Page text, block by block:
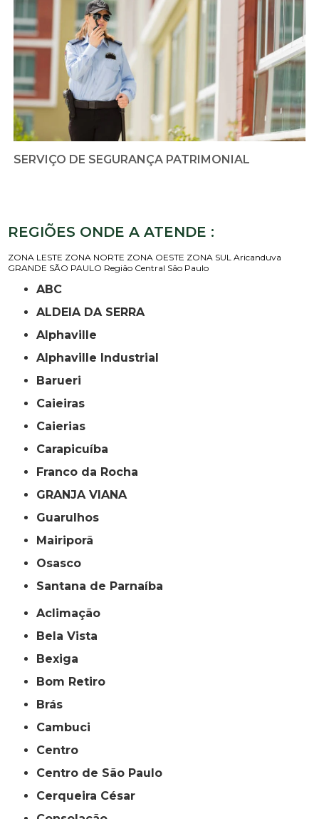
SERVIÇO DE SEGURANÇA PATRIMONIAL
REGIÕES ONDE A ATENDE :
ZONA LESTE ZONA NORTE ZONA OESTE ZONA SUL Aricanduva
GRANDE SÃO PAULO Região Central São Paulo
ABC
ALDEIA DA SERRA
Alphaville
Alphaville Industrial
Barueri
Caieiras
Caierias
Carapicuíba
Franco da Rocha
GRANJA VIANA
Guarulhos
Mairiporã
Osasco
Santana de Parnaíba
Aclimação
Bela Vista
Bexiga
Bom Retiro
Brás
Cambuci
Centro
Centro de São Paulo
Cerqueira César